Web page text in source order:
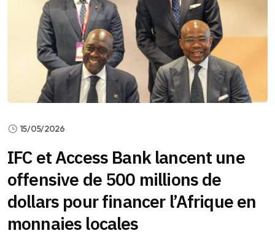
15/05/2026
IFC et Access Bank lancent une
offensive de 500 millions de
dollars pour financer l’Afrique en
monnaies locales